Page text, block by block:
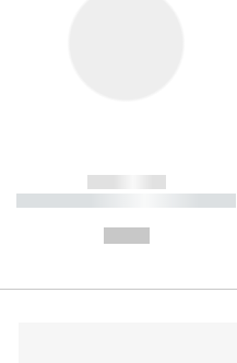
------------
----------- ----------- ----------